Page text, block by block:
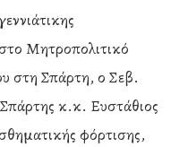
Μητροπολιτικό
στη Σπάρτη, ο Σεβ.
κ.κ. Ευστάθιος
φόρτισης,